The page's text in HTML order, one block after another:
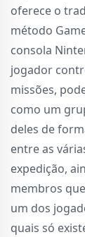
oferece o
método
consola
jogador
missões,
como um
deles de
entre as
expedição,
membros
um dos
quais só